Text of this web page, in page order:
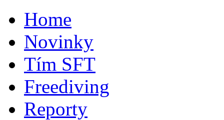
Home
Novinky
Tím SFT
Freediving
Reporty